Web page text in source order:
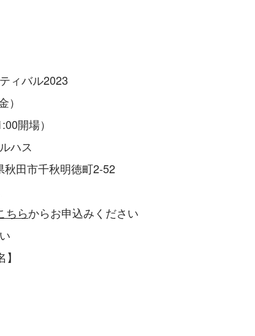
ィバル2023
）
開場）
ハス
田市千秋明徳町2-52
ちらからお申込みください